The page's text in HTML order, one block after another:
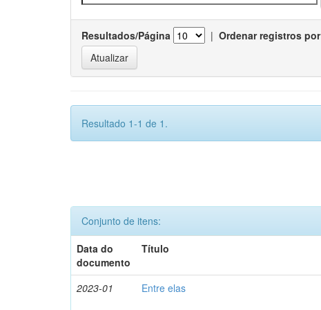
Resultados/Página | Ordenar registros por
Resultado 1-1 de 1.
Conjunto de itens:
Data do
documento
Título
2023-01 Entre elas